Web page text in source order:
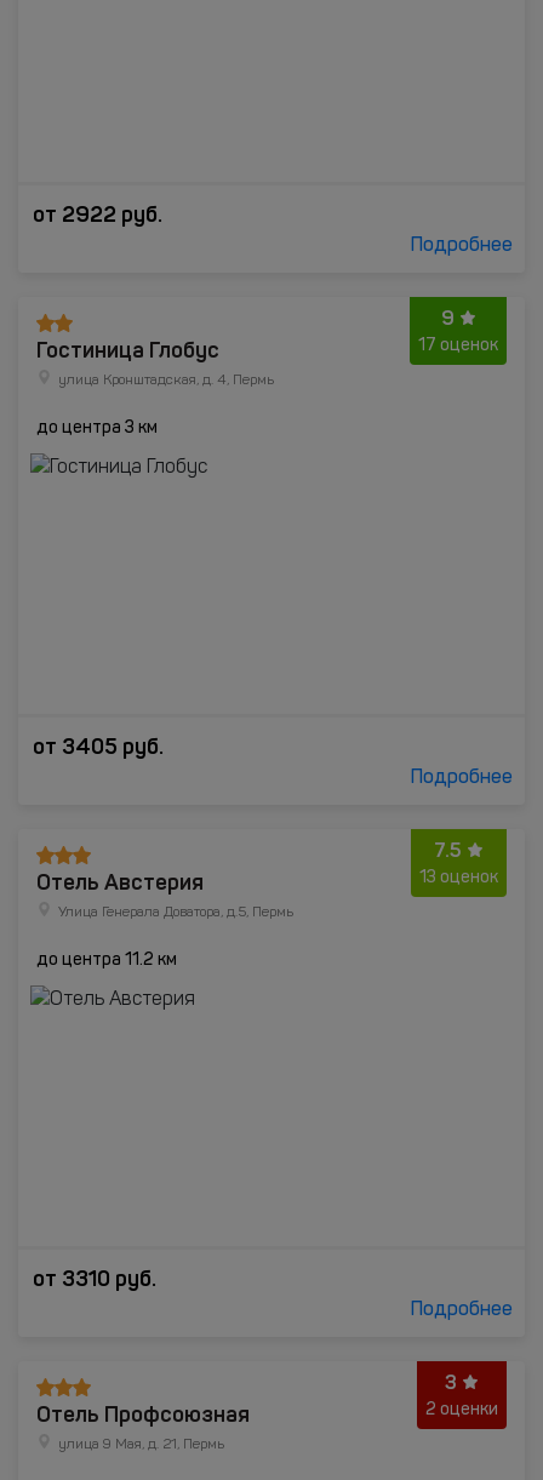
от 2922 руб.
Подробнее
9
17 оценок
Гостиница Глобус
улица Кронштадская, д. 4, Пермь
до центра 3 км
от 3405 руб.
Подробнее
7.5
13 оценок
Отель Австерия
Улица Генерала Доватора, д.5, Пермь
до центра 11.2 км
от 3310 руб.
Подробнее
3
2 оценки
Отель Профсоюзная
улица 9 Мая, д. 21, Пермь